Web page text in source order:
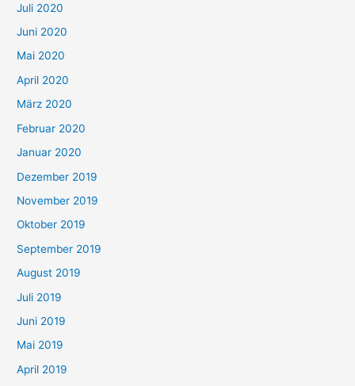
Juli 2020
Juni 2020
Mai 2020
April 2020
März 2020
Februar 2020
Januar 2020
Dezember 2019
November 2019
Oktober 2019
September 2019
August 2019
Juli 2019
Juni 2019
Mai 2019
April 2019